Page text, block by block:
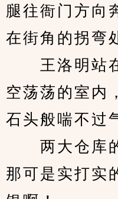
腿往衙门方向
在街角的拐弯
王洛明站在
空荡荡的室内
石头般喘不过
两大仓库的
那可是实打实